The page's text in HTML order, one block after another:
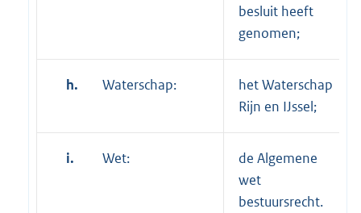
besluit heeft
genomen;
h. Waterschap:
het Waterschap
Rijn en IJssel;
i. Wet:
de Algemene
wet
bestuursrecht.